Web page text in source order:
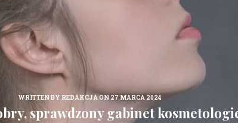
WRITTEN BY REDAKCJAON 27 MARCA 2024
sprawdzony gabinet